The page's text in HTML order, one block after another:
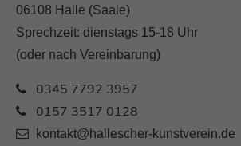
06108 Halle (Saale)
Sprechzeit: dienstags 15-18 Uhr
(oder nach Vereinbarung)
0345 7792 3957
0157 3517 0128
kontakt@hallescher-kunstverein.de